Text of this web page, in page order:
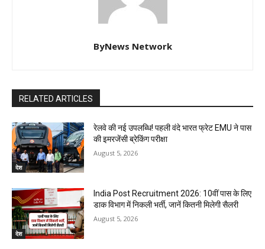
ByNews Network
RELATED ARTICLES
देश
रेलवे की नई उपलब्धि! पहली वंदे भारत फ्रेट EMU ने पास
की इमरजेंसी ब्रेकिंग परीक्षा
August 5, 2026
देश
India Post Recruitment 2026: 10वीं पास के लिए
डाक विभाग में निकली भर्ती, जानें कितनी मिलेगी सैलरी
August 5, 2026